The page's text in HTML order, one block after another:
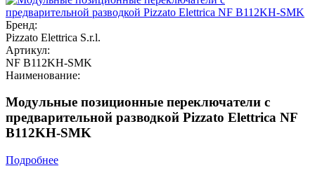
Бренд:
Pizzato Elettrica S.r.l.
Артикул:
NF B112KH-SMK
Наименование:
Модульные позиционные переключатели с
предварительной разводкой Pizzato Elettrica NF
B112KH-SMK
Подробнее